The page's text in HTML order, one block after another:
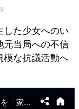
た少女へのい
元当局への不信
模な抗議活動へ